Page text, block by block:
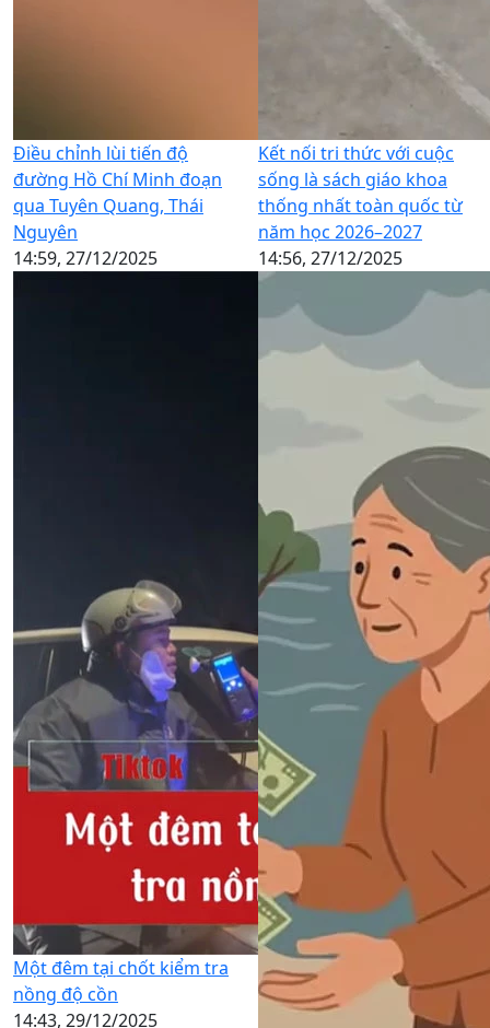
Điều chỉnh lùi tiến độ
đường Hồ Chí Minh đoạn
qua Tuyên Quang, Thái
Nguyên
14:59, 27/12/2025
Kết nối tri thức với cuộc
sống là sách giáo khoa
thống nhất toàn quốc từ
năm học 2026–2027
14:56, 27/12/2025
Một đêm tại chốt kiểm tra
nồng độ cồn
14:43, 29/12/2025